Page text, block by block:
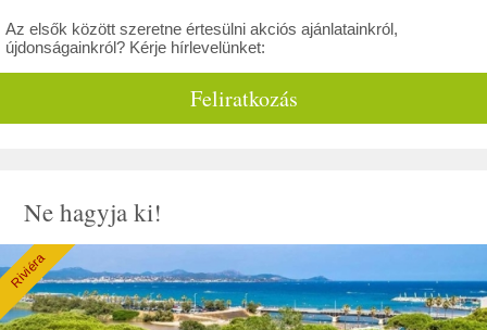
Az elsők között szeretne értesülni akciós ajánlatainkról,
újdonságainkról? Kérje hírlevelünket:
Feliratkozás
Ne hagyja ki!
Riviéra